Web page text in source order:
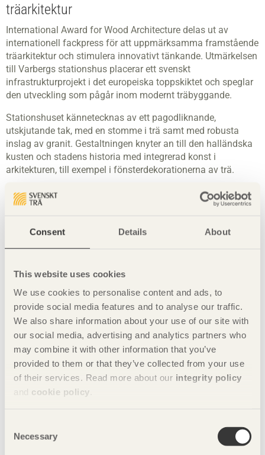
Consent Details About
This website uses cookies
We use cookies to personalise content and ads, to
provide social media features and to analyse our traffic.
We also share information about your use of our site with
our social media, advertising and analytics partners who
may combine it with other information that you’ve
provided to them or that they’ve collected from your use
of their services. Read more about our integrity policy
and cookie policy
Selection
Necessary
träarkitektur
International Award for Wood Architecture delas ut av
internationell fackpress för att uppmärksamma framstående
träarkitektur och stimulera innovativt tänkande. Utmärkelsen
till Varbergs stationshus placerar ett svenskt
infrastrukturprojekt i det europeiska toppskiktet och speglar
den utveckling som pågår inom modernt träbyggande.
Stationshuset kännetecknas av ett pagodliknande,
utskjutande tak, med en stomme i trä samt med robusta
inslag av granit. Gestaltningen knyter an till den halländska
kusten och stadens historia med integrerad konst i
arkitekturen, till exempel i fönsterdekorationerna av trä.
Arkitektur med hållbarhet, konst och
Byggnaden rymmer väntsal och resenärsservice som handel,
café och restauranger, samt uppfyller kraven för
visar att nya stationsbyggnader med fördel kan byggas med
trästomme. Byggnaden är ett prov på god arkitektur, där en i
grunden ganska enkel idé är konsekvent genomförd med ett
mycket lyckat resultat. Juryn uppskattar också att se hur väl
konsten inkorporeras i arkitekturen, säger Alexander Nyberg,
projektledare för Nordens största arkitekturtidning, Trä, och
jurymedlem i International Award for Wood Architecture.
– Jag tycker att det finns mycket av vår filosofi och
OKIDOKI:s varumärke i byggnaden och är väldigt stolt. Det är
stationsbyggnaden. Vår design verkar gå hem i Europa,